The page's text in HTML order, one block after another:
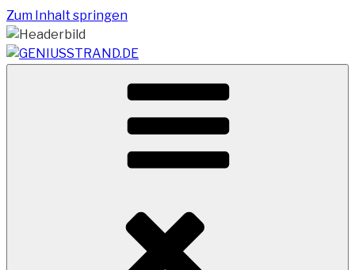
Zum Inhalt springen
GENIUSSTRAND.DE
Vom Geniusstrand zum JadeWeserPort/Container
Terminal Wilhelmshaven